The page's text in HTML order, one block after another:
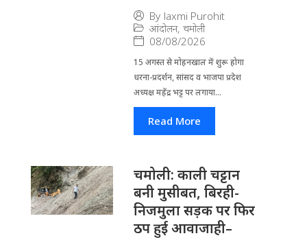
By laxmi Purohit
आंदोलन, चमोली
08/08/2026
15 अगस्त से मोहनखाल में शुरू होगा
धरना-प्रदर्शन, सांसद व भाजपा प्रदेश
अध्यक्ष महेंद्र भट्ट पर लगाया...
Read More
चमोली: काली चट्टान
बनी मुसीबत, बिरही-
निजमुला सड़क पर फिर
ठप हुई आवाजाही–